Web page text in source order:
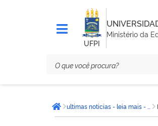
UFPI
Ministério da
está
aqui:Página inicial